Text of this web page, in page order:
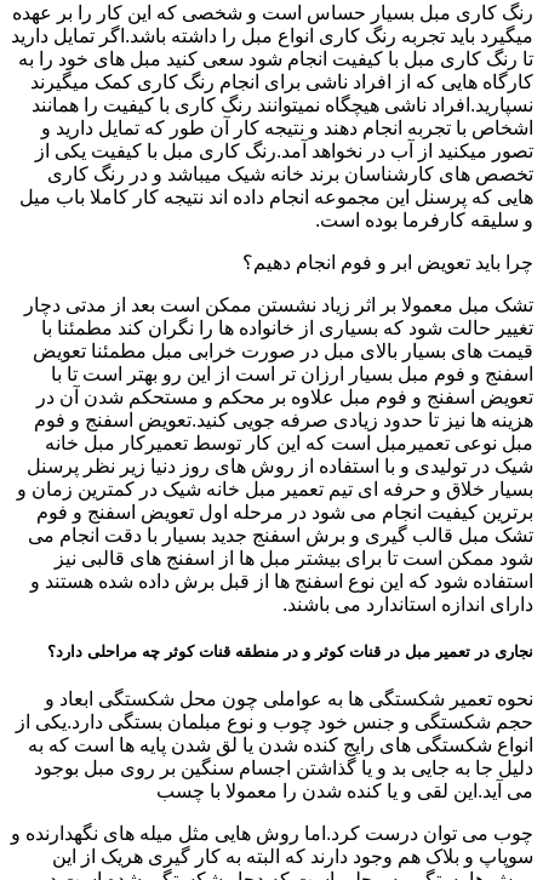
رنگ کاری مبل بسیار حساس است و شخصی که این کار را بر عهده
میگیرد باید تجربه رنگ کاری انواع مبل را داشته باشد.اگر تمایل دارید
تا رنگ کاری مبل با کیفیت انجام شود سعی کنید مبل های خود را به
کارگاه هایی که از افراد ناشی برای انجام رنگ کاری کمک میگیرند
نسپارید.افراد ناشی هیچگاه نمیتوانند رنگ کاری با کیفیت را همانند
اشخاص با تجربه انجام دهند و نتیجه کار آن طور که تمایل دارید و
تصور میکنید از آب در نخواهد آمد.رنگ کاری مبل با کیفیت یکی از
تخصص های کارشناسان برند خانه شیک میباشد و در رنگ کاری
هایی که پرسنل این مجموعه انجام داده اند نتیجه کار کاملا باب میل
و سلیقه کارفرما بوده است.
چرا باید تعویض ابر و فوم انجام دهیم؟
تشک مبل معمولا بر اثر زیاد نشستن ممکن است بعد از مدتی دچار
تغییر حالت شود که بسیاری از خانواده ها را نگران کند مطمئنا با
قیمت های بسیار بالای مبل در صورت خرابی مبل مطمئنا تعویض
اسفنج و فوم مبل بسیار ارزان تر است از این رو بهتر است تا با
تعویض اسفنج و فوم مبل علاوه بر محکم و مستحکم شدن آن در
هزینه ها نیز تا حدود زیادی صرفه جویی کنید.تعویض اسفنج و فوم
مبل نوعی تعمیرمبل است که این کار توسط تعمیرکار مبل خانه
شیک در تولیدی و با استفاده از روش های روز دنیا زیر نظر پرسنل
بسیار خلاق و حرفه ای تیم تعمیر مبل خانه شیک در کمترین زمان و
برترین کیفیت انجام می شود در مرحله اول تعویض اسفنج و فوم
تشک مبل قالب گیری و برش اسفنج جدید بسیار با دقت انجام می
شود ممکن است تا برای بیشتر مبل ها از اسفنج های قالبی نیز
استفاده شود که این نوع اسفنج ها از قبل برش داده شده هستند و
دارای اندازه استاندارد می باشند.
نجاری در تعمیر مبل در قنات کوثر و در منطقه قنات کوثر چه مراحلی دارد؟
نحوه تعمیر شکستگی ها به عواملی چون محل شکستگی ابعاد و
حجم شکستگی و جنس خود چوب و نوع مبلمان بستگی دارد.یکی از
انواع شکستگی های رایج کنده شدن یا لق شدن پایه ها است که به
دلیل جا به جایی بد و یا گذاشتن اجسام سنگین بر روی مبل بوجود
می آید.این لقی و یا کنده شدن را معمولا با چسب
چوب می توان درست کرد.اما روش هایی مثل میله های نگهدارنده و
سوپاپ و بلاک هم وجود دارند که البته به کار گیری هریک از این